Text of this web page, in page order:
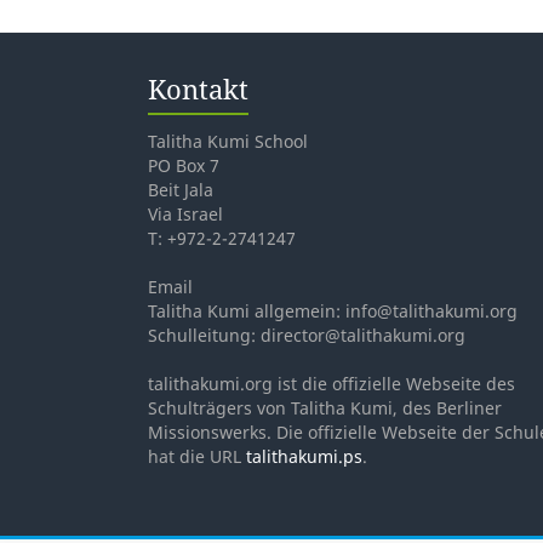
Kontakt
Talitha Kumi School
PO Box 7
Beit Jala
Via Israel
T: +972-2-2741247
Email
Talitha Kumi allgemein: info@talithakumi.org
Schulleitung: director@talithakumi.org
talithakumi.org ist die offizielle Webseite des
Schulträgers von Talitha Kumi, des Berliner
Missionswerks. Die offizielle Webseite der
hat die URL talithakumi.ps.